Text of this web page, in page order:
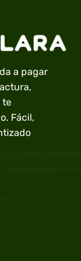
a pagar
te
Fácil,